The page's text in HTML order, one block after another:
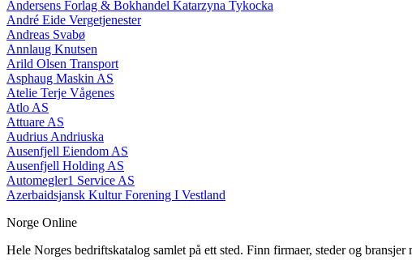
Andersens Forlag & Bokhandel Katarzyna Tykocka
André Eide Vergetjenester
Andreas Svabø
Annlaug Knutsen
Arild Olsen Transport
Asphaug Maskin AS
Atelie Terje Vågenes
Atlo AS
Attuare AS
Audrius Andriuska
Ausenfjell Eiendom AS
Ausenfjell Holding AS
Automegler1 Service AS
Azerbaidsjansk Kultur Forening I Vestland
Norge Online
Hele Norges bedriftskatalog samlet på ett sted. Finn firmaer, steder og bransjer